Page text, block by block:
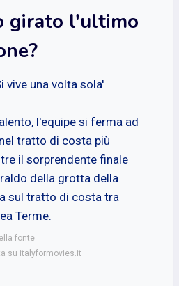
girato l'ultimo
vive una volta sola'
l'equipe si ferma ad
tratto di costa più
il sorprendente finale
della grotta della
sul tratto di costa tra
Terme.
fonte
su italyformovies.it